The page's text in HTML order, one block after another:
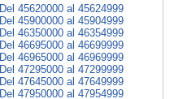
Del 45620000 al 45624999
Del 45900000 al 45904999
Del 46350000 al 46354999
Del 46695000 al 46699999
Del 46965000 al 46969999
Del 47295000 al 47299999
Del 47645000 al 47649999
Del 47950000 al 47954999